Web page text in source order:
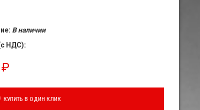
В наличии
НДС):
₽
КУПИТЬ В ОДИН КЛИК